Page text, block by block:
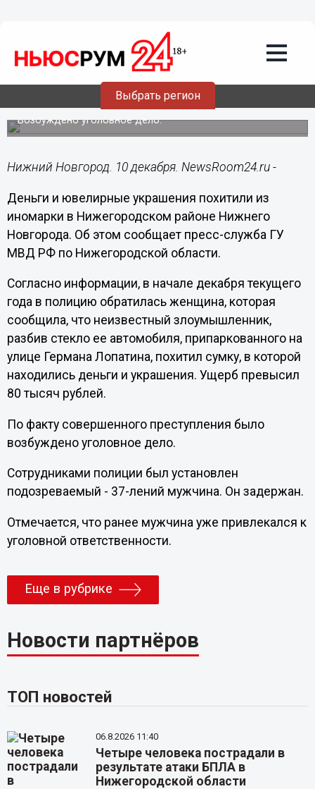
Выбрать регион
Деньги и ювелирные украшения
похищены из иномарки в
Нижегородском районе
Возбуждено уголовное дело.
Нижний Новгород. 10 декабря. NewsRoom24.ru -
Деньги и ювелирные украшения похитили из
иномарки в Нижегородском районе Нижнего
Новгорода. Об этом сообщает пресс-служба ГУ
МВД РФ по Нижегородской области.
Согласно информации, в начале декабря текущего
года в полицию обратилась женщина, которая
сообщила, что неизвестный злоумышленник,
разбив стекло ее автомобиля, припаркованного на
улице Германа Лопатина, похитил сумку, в которой
находились деньги и украшения. Ущерб превысил
80 тысяч рублей.
По факту совершенного преступления было
возбуждено уголовное дело.
Сотрудниками полиции был установлен
подозреваемый - 37-лений мужчина. Он задержан.
Отмечается, что ранее мужчина уже привлекался к
уголовной ответственности.
Еще в рубрике
Новости партнёров
ТОП новостей
06.8.2026 11:40
Четыре человека пострадали в
результате атаки БПЛА в
Нижегородской области